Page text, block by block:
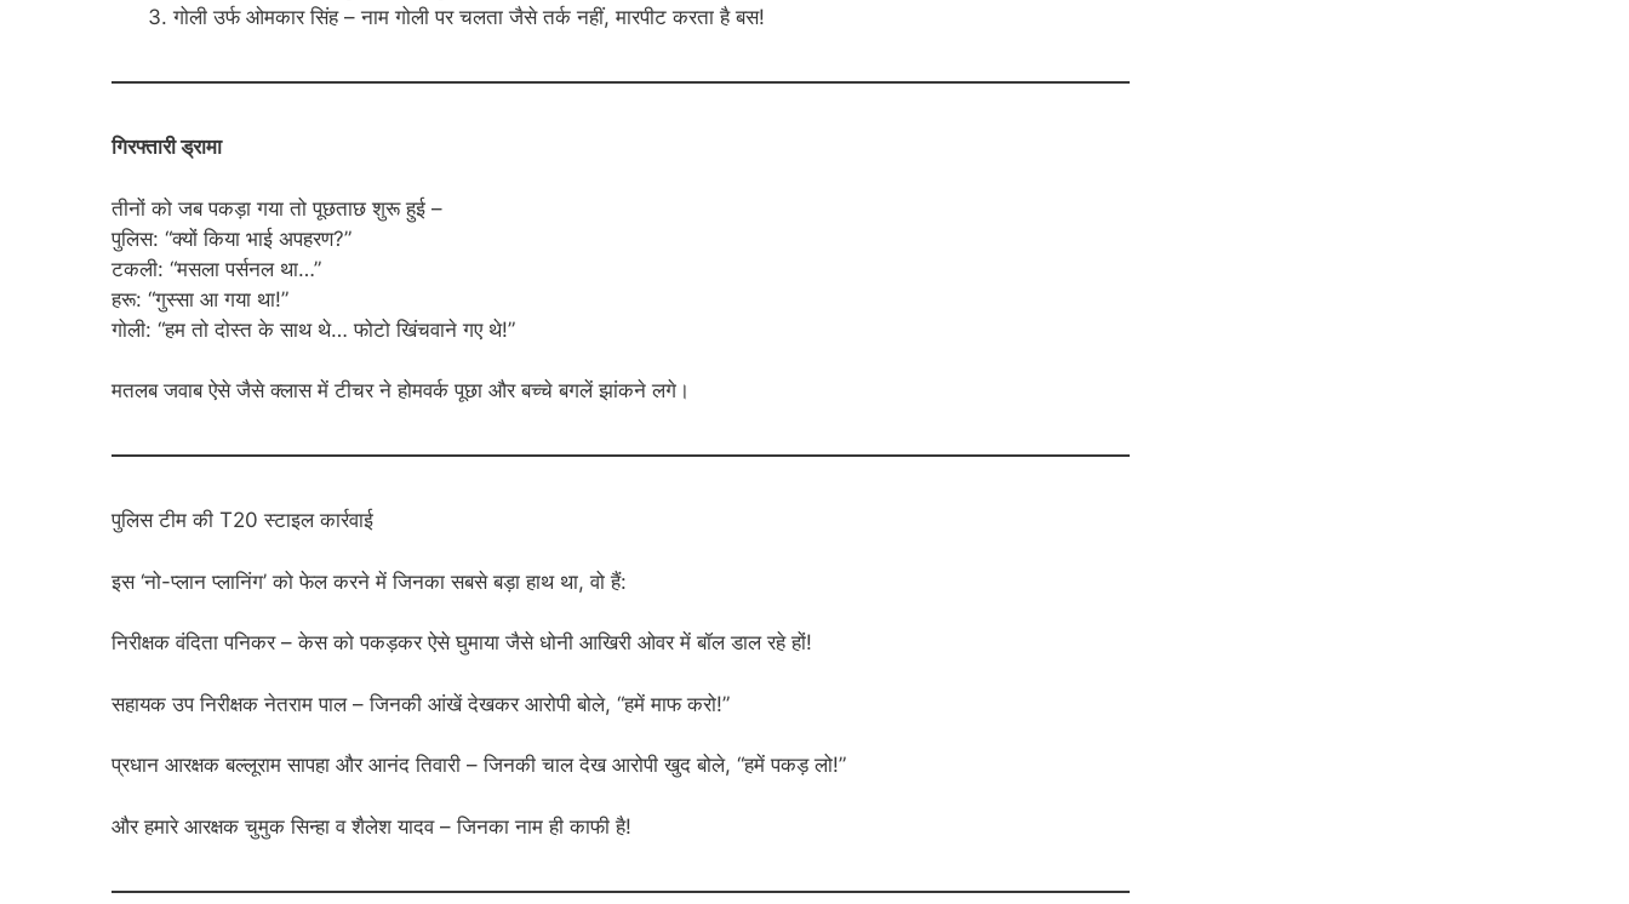
गोली उर्फ ओमकार सिंह – नाम गोली पर चलता जैसे तर्क नहीं, मारपीट करता है बस!
गिरफ्तारी ड्रामा
तीनों को जब पकड़ा गया तो पूछताछ शुरू हुई –
पुलिस: “क्यों किया भाई अपहरण?”
टकली: “मसला पर्सनल था…”
हरू: “गुस्सा आ गया था!”
गोली: “हम तो दोस्त के साथ थे… फोटो खिंचवाने गए थे!”
मतलब जवाब ऐसे जैसे क्लास में टीचर ने होमवर्क पूछा और बच्चे बगलें झांकने लगे।
पुलिस टीम की T20 स्टाइल कार्रवाई
इस ‘नो-प्लान प्लानिंग’ को फेल करने में जिनका सबसे बड़ा हाथ था, वो हैं:
निरीक्षक वंदिता पनिकर – केस को पकड़कर ऐसे घुमाया जैसे धोनी आखिरी ओवर में बॉल डाल रहे हों!
सहायक उप निरीक्षक नेतराम पाल – जिनकी आंखें देखकर आरोपी बोले, “हमें माफ करो!”
प्रधान आरक्षक बल्लूराम सापहा और आनंद तिवारी – जिनकी चाल देख आरोपी खुद बोले, “हमें पकड़ लो!”
और हमारे आरक्षक चुमुक सिन्हा व शैलेश यादव – जिनका नाम ही काफी है!